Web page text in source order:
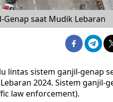
Genap saat Mudik Lebaran
lintas sistem ganjil-genap
2024. Sistem ganjil-
law enforcement).